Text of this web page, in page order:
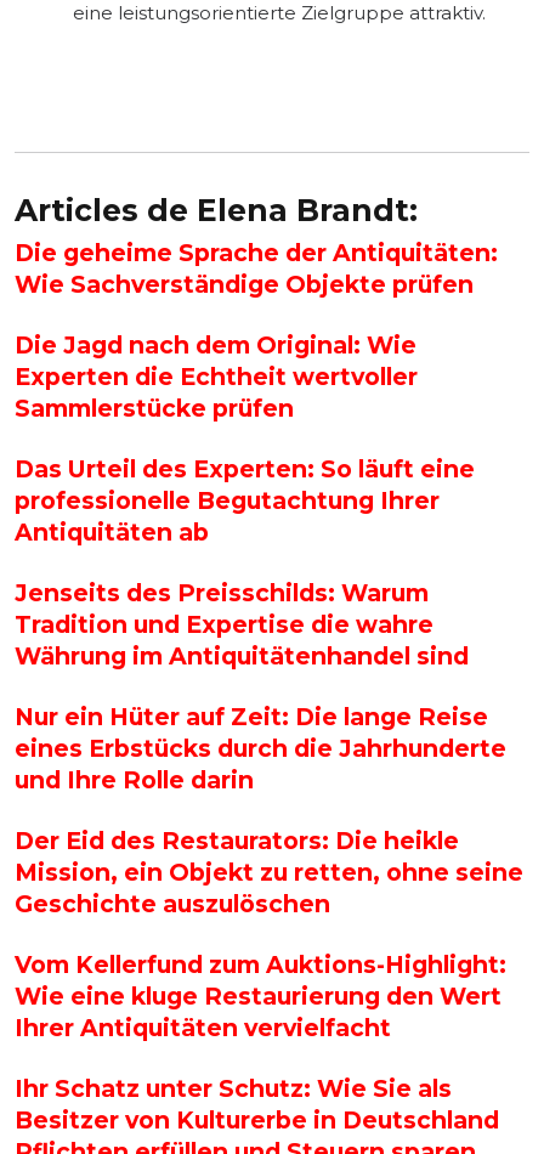
eine leistungsorientierte Zielgruppe attraktiv.
Articles de Elena Brandt:
Die geheime Sprache der Antiquitäten:
Wie Sachverständige Objekte prüfen
Die Jagd nach dem Original: Wie
Experten die Echtheit wertvoller
Sammlerstücke prüfen
Das Urteil des Experten: So läuft eine
professionelle Begutachtung Ihrer
Antiquitäten ab
Jenseits des Preisschilds: Warum
Tradition und Expertise die wahre
Währung im Antiquitätenhandel sind
Nur ein Hüter auf Zeit: Die lange Reise
eines Erbstücks durch die Jahrhunderte
und Ihre Rolle darin
Der Eid des Restaurators: Die heikle
Mission, ein Objekt zu retten, ohne seine
Geschichte auszulöschen
Vom Kellerfund zum Auktions-Highlight:
Wie eine kluge Restaurierung den Wert
Ihrer Antiquitäten vervielfacht
Ihr Schatz unter Schutz: Wie Sie als
Besitzer von Kulturerbe in Deutschland